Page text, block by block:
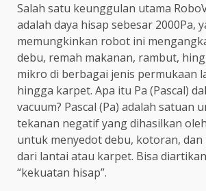
Salah satu keunggulan utama
adalah daya hisap sebesar 2000Pa,
memungkinkan robot ini
debu, remah makanan, rambut,
mikro di berbagai jenis permukaan
hingga karpet. Apa itu Pa (Pascal)
vacuum? Pascal (Pa) adalah satuan
tekanan negatif yang dihasilkan
untuk menyedot debu, kotoran,
dari lantai atau karpet. Bisa
“kekuatan hisap”.